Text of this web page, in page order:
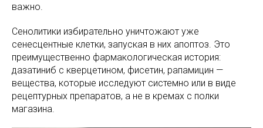
важно.
Сенолитики избирательно уничтожают уже
сенесцентные клетки, запуская в них апоптоз. Это
преимущественно фармакологическая история:
дазатиниб с кверцетином, фисетин, рапамицин —
вещества, которые исследуют системно или в виде
рецептурных препаратов, а не в кремах с полки
магазина.